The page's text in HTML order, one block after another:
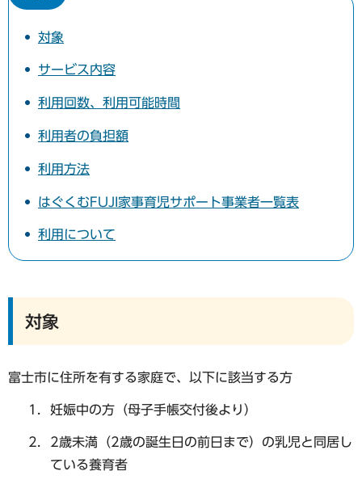
対象
サービス内容
利用回数、利用可能時間
利用者の負担額
利用方法
はぐくむFUJI家事育児サポート事業者一覧表
利用について
対象
富士市に住所を有する家庭で、以下に該当する方
妊娠中の方（母子手帳交付後より）
2歳未満（2歳の誕生日の前日まで）の乳児と同居し
ている養育者